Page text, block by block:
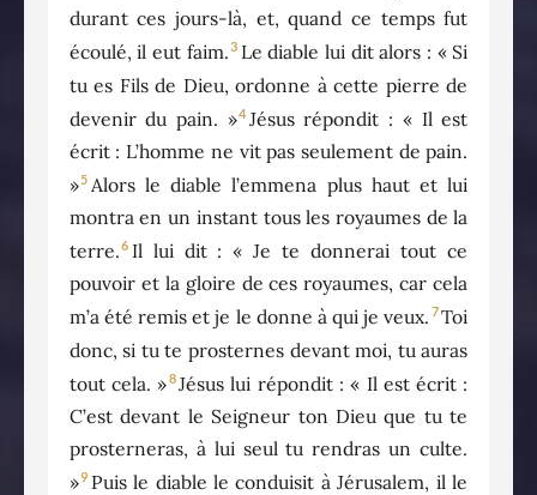
durant ces jours-là, et, quand ce temps fut
écoulé, il eut faim.3 Le diable lui dit alors : « Si
tu es Fils de Dieu, ordonne à cette pierre de
devenir du pain. »4Jésus répondit : « Il est
écrit : L’homme ne vit pas seulement de pain.
»5 Alors le diable l’emmena plus haut et lui
montra en un instant tous les royaumes de la
terre.6 Il lui dit : « Je te donnerai tout ce
pouvoir et la gloire de ces royaumes, car cela
m’a été remis et je le donne à qui je veux. 7Toi
donc, si tu te prosternes devant moi, tu auras
tout cela. »8Jésus lui répondit : « Il est écrit :
C’est devant le Seigneur ton Dieu que tu te
prosterneras, à lui seul tu rendras un culte.
»9 Puis le diable le conduisit à Jérusalem, il le